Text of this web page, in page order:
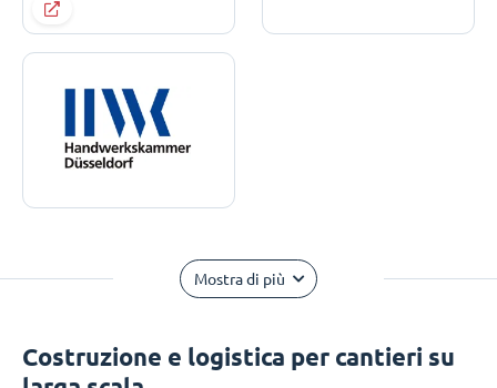
Mostra di più
Costruzione e logistica per cantieri su